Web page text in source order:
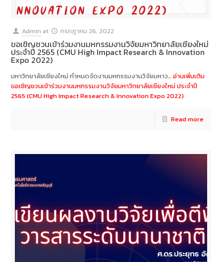
Admin at กรกฎาคม 26, 2022
ขอเชิญชวนเข้าร่วมงานมหกรรมงานวิจัยมหาวิทยาลัยเชียงใหม่
ประจำปี 2565 (CMU High Impact Research & Innovation
Expo 2022)
มหาวิทยาลัยเชียงใหม่ กำหนดจัดงานมหกรรมงานวิจัยมหาว…อ่านเพิ่มเติม
ขอเชิญชวนเข้าร่วมงานมหกรรมงานวิจัยมหาวิทยาลัยเชียงใหม่ ประจำปี
2565 (CMU High Impact Research & Innovation Expo 2022)
Read more